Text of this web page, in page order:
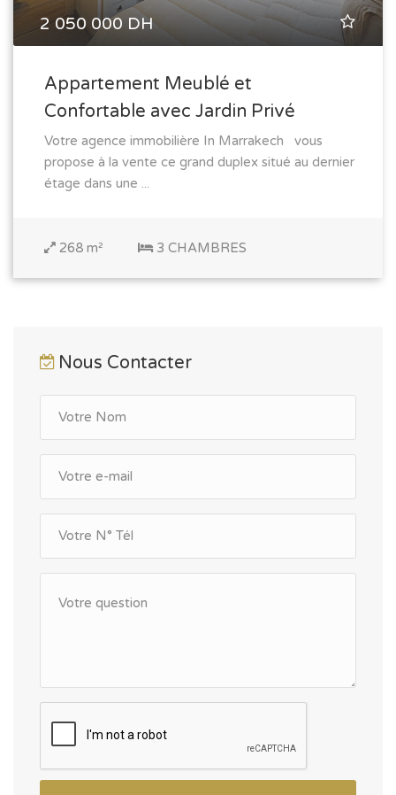
2 050 000 DH
Appartement Meublé et
Confortable avec Jardin Privé
Votre agence immobilière In Marrakech vous
propose à la vente ce grand duplex situé au dernier
étage dans une ...
268 m² 3 CHAMBRES
Nous Contacter